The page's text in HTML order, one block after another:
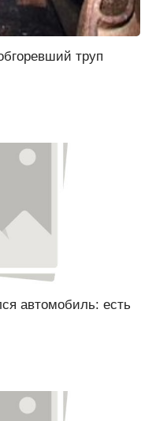
труп
автомобиль: есть